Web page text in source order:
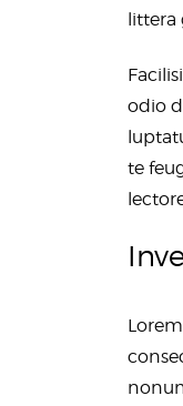
littera
odio
te